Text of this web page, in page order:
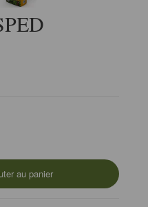
au panier